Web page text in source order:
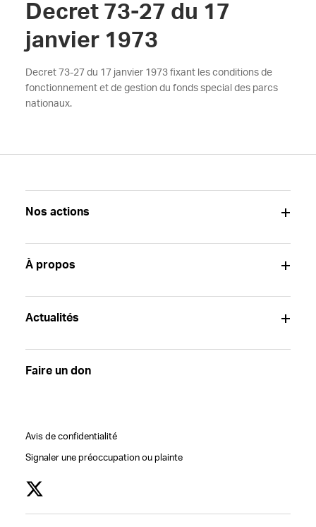
Decret 73-27 du 17
janvier 1973
Decret 73-27 du 17 janvier 1973 fixant les conditions de
fonctionnement et de gestion du fonds special des parcs
nationaux.
Nos actions
À propos
Actualités
Faire un don
Avis de confidentialité
Signaler une préoccupation ou plainte